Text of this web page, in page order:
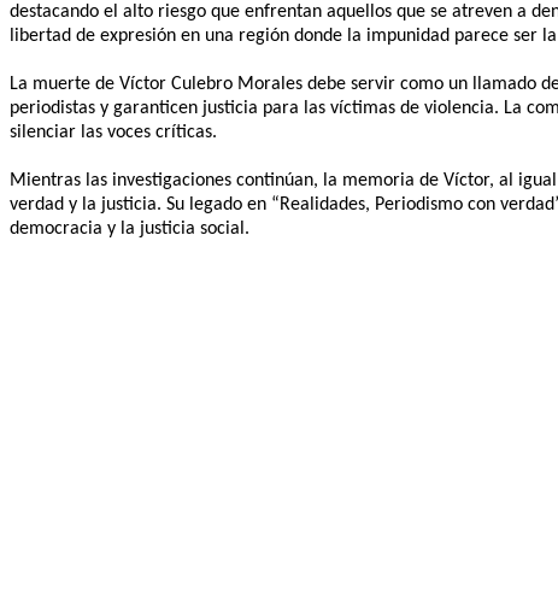
destacando el alto riesgo que enfrentan aquellos que se atreven a
libertad de expresión en una región donde la impunidad parece ser
La muerte de Víctor Culebro Morales debe servir como un llamado
periodistas y garanticen justicia para las víctimas de violencia. La
silenciar las voces críticas.
Mientras las investigaciones continúan, la memoria de Víctor, al
verdad y la justicia. Su legado en “Realidades, Periodismo con
democracia y la justicia social.